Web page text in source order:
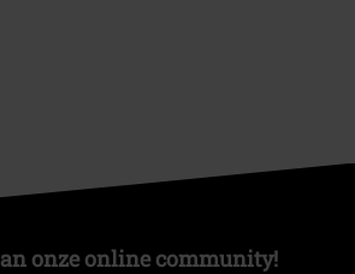
onze online community!